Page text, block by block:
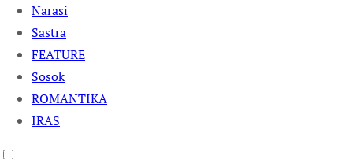
Narasi
Sastra
FEATURE
Sosok
ROMANTIKA
IRAS